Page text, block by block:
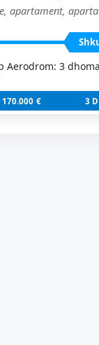
apartament,
Aerodrom: 3
170.000 € 3